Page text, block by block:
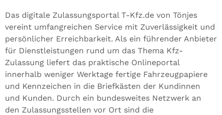
Das digitale Zulassungsportal T-Kfz.de von Tönjes
vereint umfangreichen Service mit Zuverlässigkeit und
persönlicher Erreichbarkeit. Als ein führender Anbieter
für Dienstleistungen rund um das Thema Kfz-
Zulassung liefert das praktische Onlineportal
innerhalb weniger Werktage fertige Fahrzeugpapiere
und Kennzeichen in die Briefkästen der Kundinnen
und Kunden. Durch ein bundesweites Netzwerk an
den Zulassungsstellen vor Ort sind die